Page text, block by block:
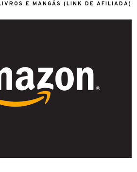
E MANGÁS (LINK DE AFILIADA)